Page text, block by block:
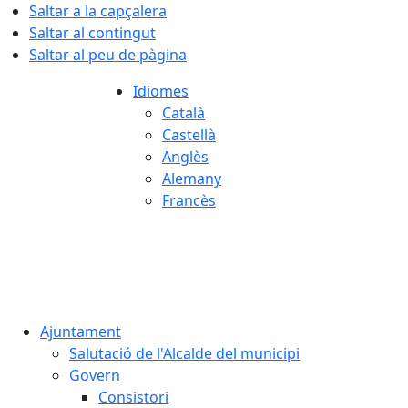
Saltar a la capçalera
Saltar al contingut
Saltar al peu de pàgina
Idiomes
Català
Castellà
Anglès
Alemany
Francès
Ajuntament
Salutació de l'Alcalde del municipi
Govern
Consistori